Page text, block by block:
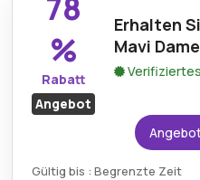
bequemes Heimsocken-
%
Rabatt
Angebot
Erhalten
Mavi
Gültig bis : Begrenzte Zeit